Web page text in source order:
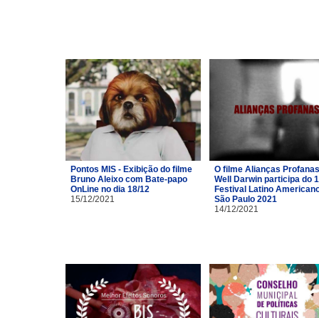
Pontos MIS - Exibição do filme
Bruno Aleixo com Bate-papo
OnLine no dia 18/12
15/12/2021
O filme Alianças
Well Darwin participa do
Festival Latino
São Paulo 2021
14/12/2021